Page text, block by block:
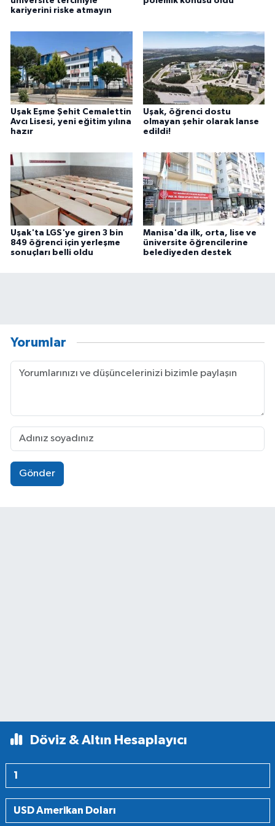
kariyerini riske atmayın
Uşak Eşme Şehit Cemalettin
Avcı Lisesi, yeni eğitim yılına
hazır
Uşak, öğrenci dostu
olmayan şehir olarak lanse
edildi!
Uşak'ta LGS'ye giren 3 bin
849 öğrenci için yerleşme
sonuçları belli oldu
Manisa'da ilk, orta, lise ve
üniversite öğrencilerine
belediyeden destek
Yorumlar
Gönder
Döviz & Altın Hesaplayıcı